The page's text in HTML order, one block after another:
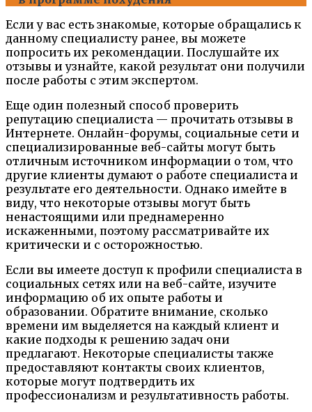
Если у вас есть знакомые, которые обращались к
данному специалисту ранее, вы можете
попросить их рекомендации. Послушайте их
отзывы и узнайте, какой результат они получили
после работы с этим экспертом.
Еще один полезный способ проверить
репутацию специалиста — прочитать отзывы в
Интернете. Онлайн-форумы, социальные сети и
специализированные веб-сайты могут быть
отличным источником информации о том, что
другие клиенты думают о работе специалиста и
результате его деятельности. Однако имейте в
виду, что некоторые отзывы могут быть
ненастоящими или преднамеренно
искаженными, поэтому рассматривайте их
критически и с осторожностью.
Если вы имеете доступ к профили специалиста в
социальных сетях или на веб-сайте, изучите
информацию об их опыте работы и
образовании. Обратите внимание, сколько
времени им выделяется на каждый клиент и
какие подходы к решению задач они
предлагают. Некоторые специалисты также
предоставляют контакты своих клиентов,
которые могут подтвердить их
профессионализм и результативность работы.